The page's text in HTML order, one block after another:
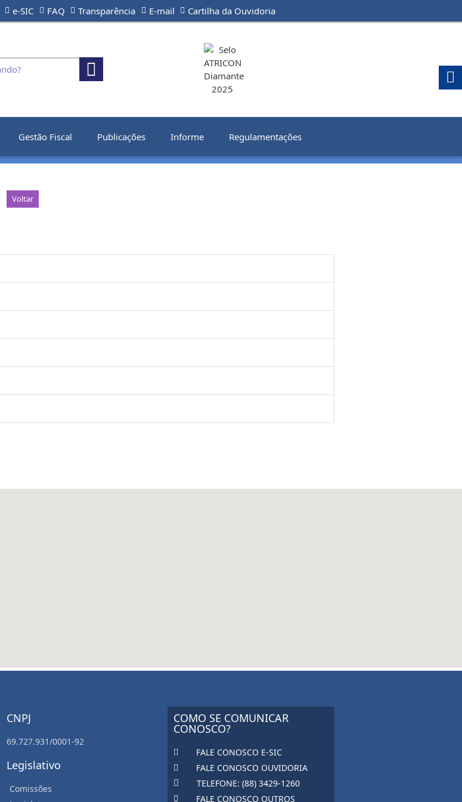
e-SIC FAQ Transparência E-mail Cartilha da Ouvidoria
Gestão Fiscal Publicações Informe Regulamentações
Voltar
CNPJ
69.727.931/0001-92
Legislativo
Comissões
COMO SE COMUNICAR
CONOSCO?
FALE CONOSCO E-SIC
FALE CONOSCO OUVIDORIA
TELEFONE: (88) 3429-1260
FALE CONOSCO OUTROS